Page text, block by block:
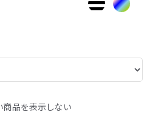
商品を表示しない